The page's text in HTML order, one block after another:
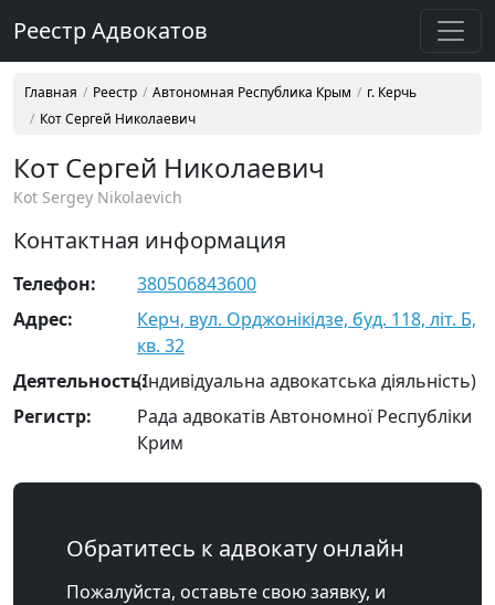
Реестр Адвокатов
Главная Реестр Автономная Республика Крым
г. Керчь
Кот Сергей Николаевич
Кот Сергей Николаевич
Kot Sergey Nikolaevich
Контактная информация
Телефон:
380506843600
Адрес:
Керч, вул. Орджонікідзе, буд. 118, літ. Б,
кв. 32
Деятельность:(Індивідуальна адвокатська діяльність)
Регистр:
Рада адвокатів Автономної Республіки
Крим
Обратитесь к адвокату онлайн
Пожалуйста, оставьте свою заявку, и